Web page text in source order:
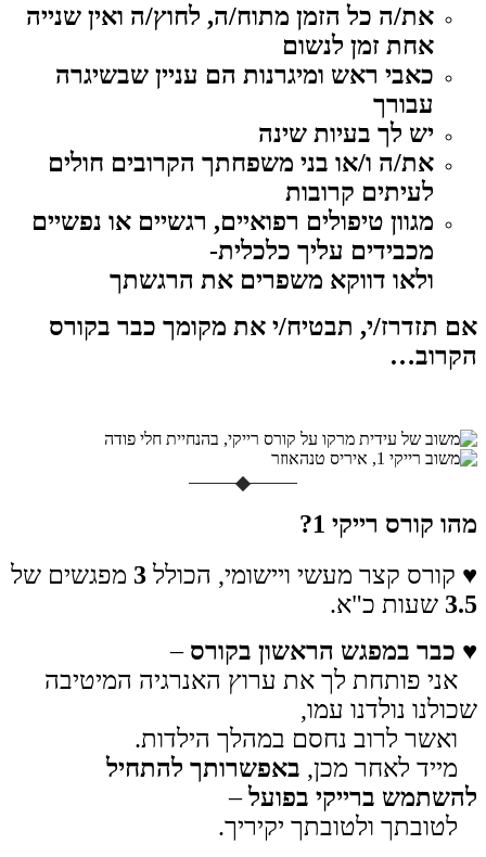
את/ה כל הזמן מתוח/ה, לחוץ/ה ואין שנייה
אחת זמן לנשום
כאבי ראש ומיגרנות הם עניין שבשיגרה
עבורך
יש לך בעיות שינה
את/ה ו/או בני משפחתך הקרובים חולים
לעיתים קרובות
מגוון טיפולים רפואיים, רגשיים או נפשיים
מכבידים עליך כלכלית-
ולאו דווקא משפרים את הרגשתך
אם תזדרז/י, תבטיח/י את מקומך כבר בקורס
הקרוב…
מהו קורס רייקי 1?
♥ קורס קצר מעשי ויישומי, הכולל 3 מפגשים של
3.5 שעות כ"א.
♥ כבר במפגש הראשון בקורס –
אני פותחת לך את ערוץ האנרגיה המיטיבה
שכולנו נולדנו עמו,
ואשר לרוב נחסם במהלך הילדות.
מייד לאחר מכן, באפשרותך להתחיל
להשתמש ברייקי בפועל–
לטובתך ולטובתך יקיריך.